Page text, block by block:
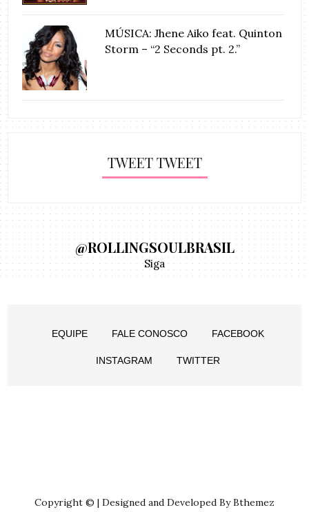
MÚSICA: Jhene Aiko feat. Quinton
Storm – “2 Seconds pt. 2.”
TWEET TWEET
@ROLLINGSOULBRASIL
Siga
EQUIPE FALE CONOSCO FACEBOOK
INSTAGRAM TWITTER
Copyright © | Designed and Developed By Bthemez